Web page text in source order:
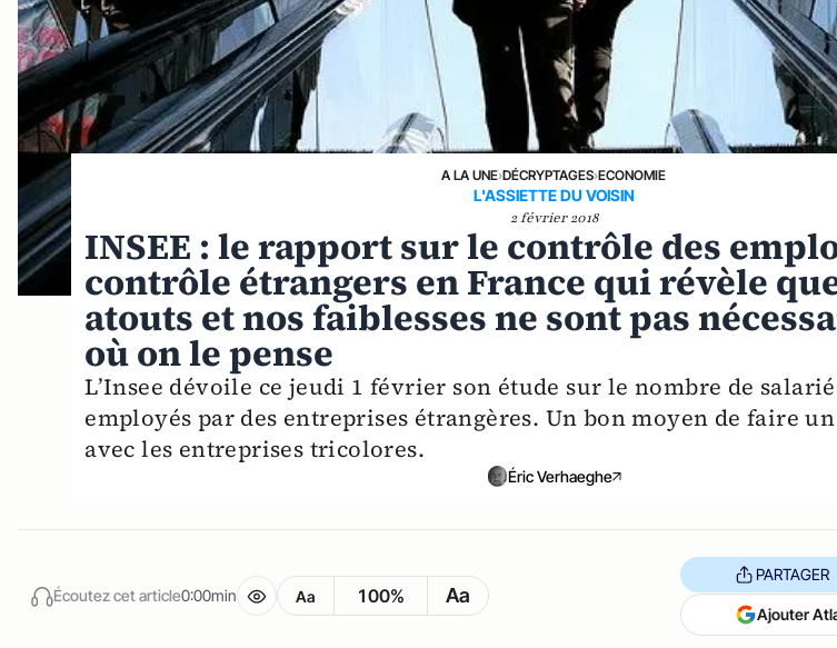
A LA UNE›DÉCRYPTAGES›ECONOMIE
L'ASSIETTE DU VOISIN
2 février 2018
INSEE : le rapport sur le contrôle des
contrôle étrangers en France qui révèle
atouts et nos faiblesses ne sont pas
où on le pense
L’Insee dévoile ce jeudi 1 février son étude sur le nombre de
employés par des entreprises étrangères. Un bon moyen de faire
avec les entreprises tricolores.
Éric Verhaeghe
Écoutez cet article0:00min Aa 100% Aa
PARTAGER
Ajouter